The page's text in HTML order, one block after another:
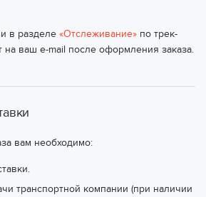
в разделе «Отслеживание» по трек-
ваш e-mail после оформления заказа.
вам необходимо:
транспортной компании (при наличии